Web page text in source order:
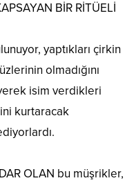
BİR RİTÜELİ
yaptıkları çirkin
olmadığını
isim verdikleri
kurtaracak
OLAN bu müşrikler,